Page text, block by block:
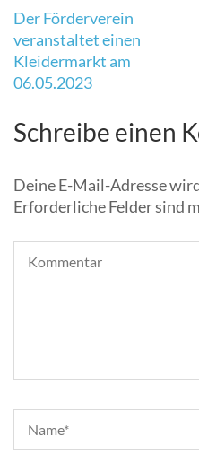
Beitragsnavigation
Der Förderverein
veranstaltet einen
Kleidermarkt am
06.05.2023
Schreibe einen
Deine E-Mail-Adresse
Erforderliche Felder sind